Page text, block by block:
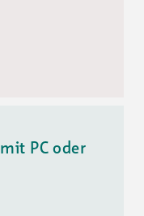
PC oder